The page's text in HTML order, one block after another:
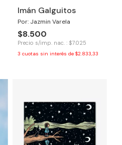
Imán Galguitos
Por: Jazmin Varela
$8.500
Precio s/imp. nac. : $7.025
3 cuotas sin interés de $2.833,33